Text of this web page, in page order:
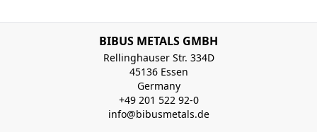
BIBUS METALS GMBH
Rellinghauser Str. 334D
45136 Essen
Germany
+49 201 522 92-0
info@bibusmetals.de